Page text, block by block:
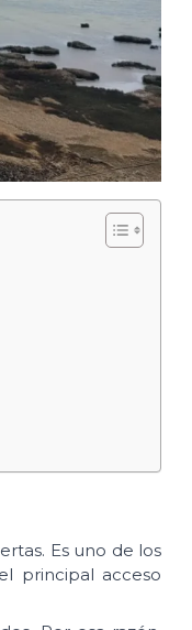
Es uno de los
principal acceso